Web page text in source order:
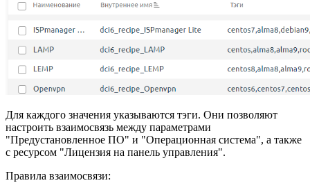
Для каждого значения указываются тэги. Они позволяют
настроить взаимосвязь между параметрами
"Предустановленное ПО" и "Операционная система", а также
с ресурсом "Лицензия на панель управления".
Правила взаимосвязи: